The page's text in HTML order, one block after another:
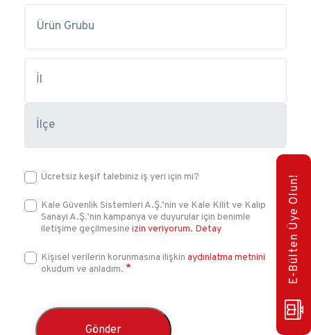
Ücretsiz keşif talebiniz iş yeri için mi?
Kale Güvenlik Sistemleri A.Ş.’nin ve Kale Kilit ve Kalıp
Sanayi A.Ş.’nin kampanya ve duyurular için benimle
iletişime geçilmesine izin veriyorum. Detay
Kişisel verilerin korunmasına ilişkin aydınlatma metnini
okudum ve anladım.
E-Bülten Üye Olun!